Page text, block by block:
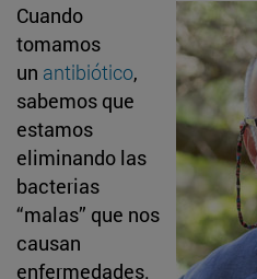
Cuando
tomamos
un antibiótico,
sabemos que
estamos
eliminando las
bacterias
“malas” que nos
causan
enfermedades.